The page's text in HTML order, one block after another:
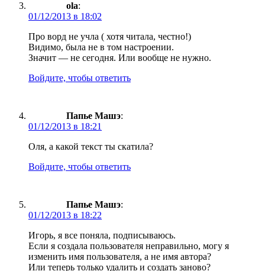
ola:
01/12/2013 в 18:02
Про ворд не учла ( хотя читала, честно!)
Видимо, была не в том настроении.
Значит — не сегодня. Или вообще не нужно.
Войдите, чтобы ответить
Папье Машэ:
01/12/2013 в 18:21
Оля, а какой текст ты скатила?
Войдите, чтобы ответить
Папье Машэ:
01/12/2013 в 18:22
Игорь, я все поняла, подписываюсь.
Если я создала пользователя неправильно, могу я
изменить имя пользователя, а не имя автора?
Или теперь только удалить и создать заново?